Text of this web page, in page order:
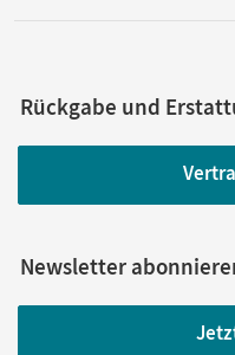
Rückgabe und
Newsletter